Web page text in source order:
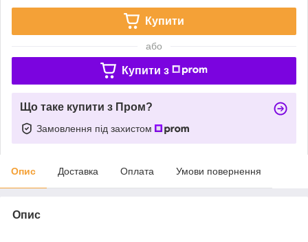
Купити
або
Купити з
Що таке купити з Пром?
Замовлення під захистом
Опис Доставка Оплата Умови повернення
Опис